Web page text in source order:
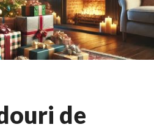
de